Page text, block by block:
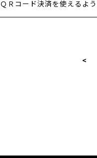
Ｒコード決済を使えるよ
<